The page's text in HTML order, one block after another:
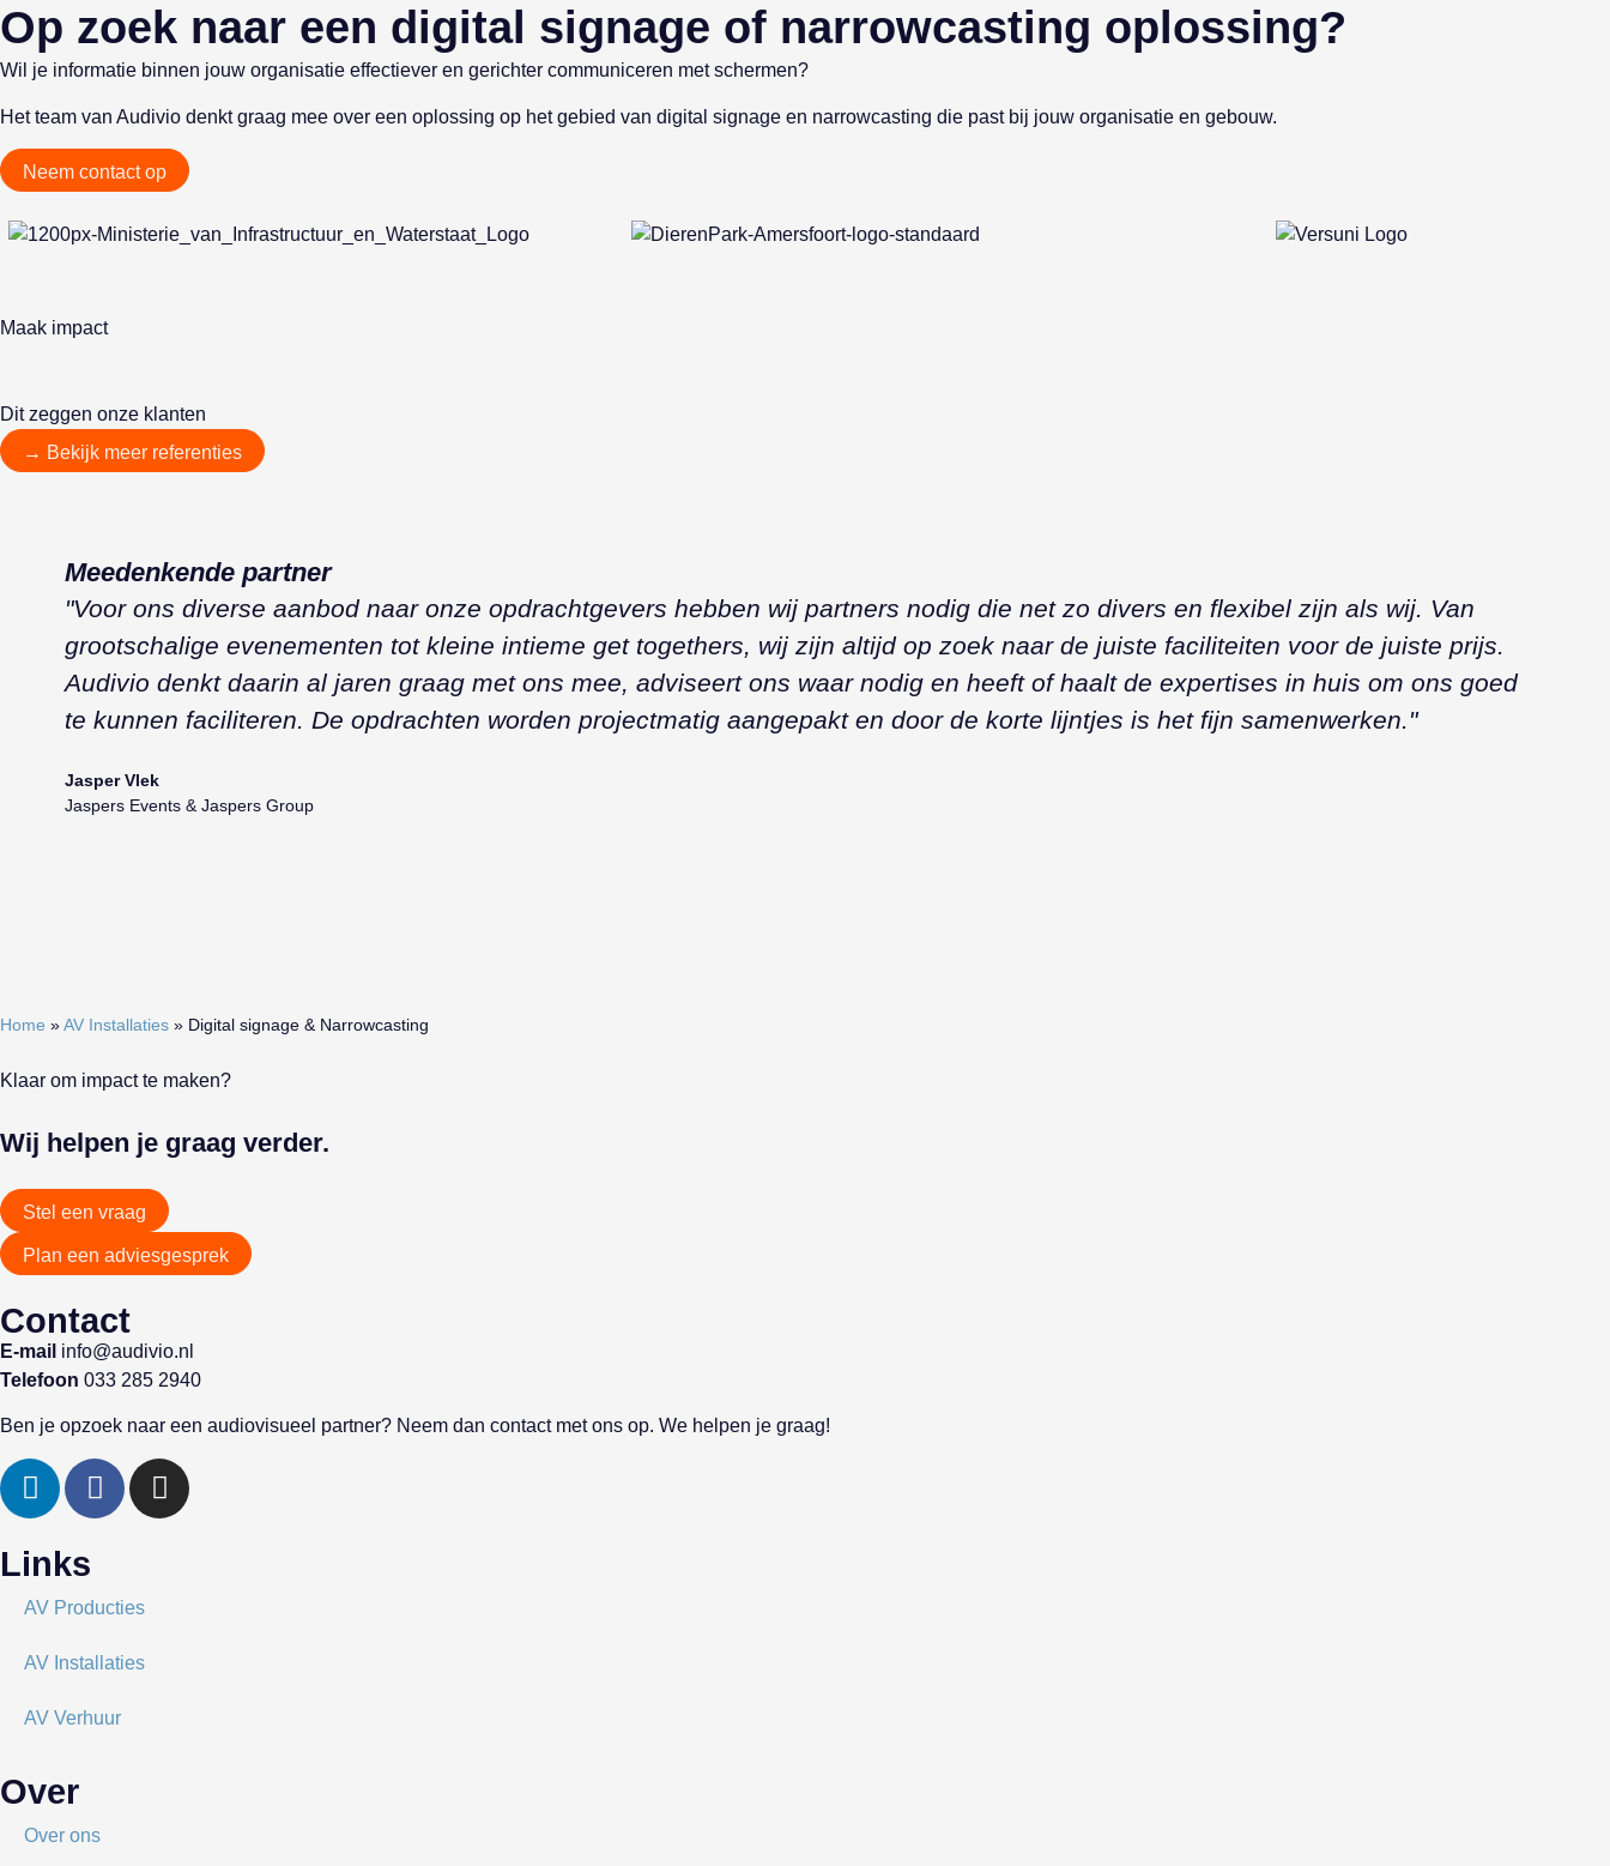
Op zoek naar een digital signage of narrowcasting oplossing?
Wil je informatie binnen jouw organisatie effectiever en gerichter communiceren met schermen?
Het team van Audivio denkt graag mee over een oplossing op het gebied van digital signage en narrowcasting die past bij jouw organisatie en gebouw.
Neem contact op
Maak impact
Dit zeggen onze klanten
→ Bekijk meer referenties
Meedenkende partner
"Voor ons diverse aanbod naar onze opdrachtgevers hebben wij partners nodig die net zo divers en flexibel zijn als wij. Van
grootschalige evenementen tot kleine intieme get togethers, wij zijn altijd op zoek naar de juiste faciliteiten voor de juiste prijs.
Audivio denkt daarin al jaren graag met ons mee, adviseert ons waar nodig en heeft of haalt de expertises in huis om ons goed
te kunnen faciliteren. De opdrachten worden projectmatig aangepakt en door de korte lijntjes is het fijn samenwerken."
Jasper Vlek
Jaspers Events & Jaspers Group
Home » AV Installaties » Digital signage & Narrow­casting
Klaar om impact te maken?
Wij helpen je graag verder.
Stel een vraag
Plan een adviesgesprek
Contact
E-mail info@audivio.nl
Telefoon 033 285 2940
Ben je opzoek naar een audiovisueel partner? Neem dan contact met ons op. We helpen je graag!
Links
AV Producties
AV Installaties
AV Verhuur
Over
Over ons